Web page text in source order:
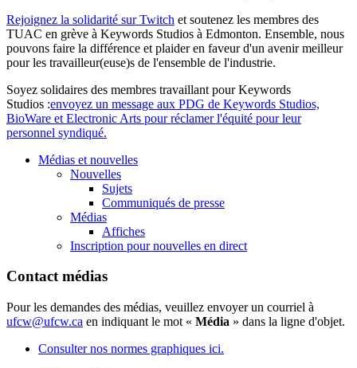
Rejoignez la solidarité sur Twitch et soutenez les membres des
TUAC en grève à Keywords Studios à Edmonton. Ensemble, nous
pouvons faire la différence et plaider en faveur d'un avenir meilleur
pour les travailleur(euse)s de l'ensemble de l'industrie.
Soyez solidaires des membres travaillant pour Keywords
Studios :envoyez un message aux PDG de Keywords Studios,
BioWare et Electronic Arts pour réclamer l'équité pour leur
personnel syndiqué.
Médias et nouvelles
Nouvelles
Sujets
Communiqués de presse
Médias
Affiches
Inscription pour nouvelles en direct
Contact médias
Pour les demandes des médias, veuillez envoyer un courriel à
ufcw@ufcw.ca en indiquant le mot « Média » dans la ligne d'objet.
Consulter nos normes graphiques ici.